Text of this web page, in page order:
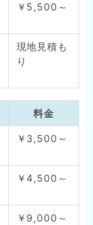
￥5,500～
現地見積も
り
料金
￥3,500～
￥4,500～
￥9,000～